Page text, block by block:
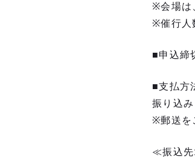
※会場は
※催行人
■申込
■支払
振り込み
※郵送を
≪振込